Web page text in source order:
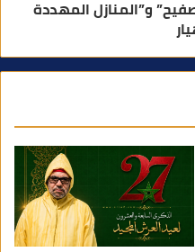
و”المنازل المهددة